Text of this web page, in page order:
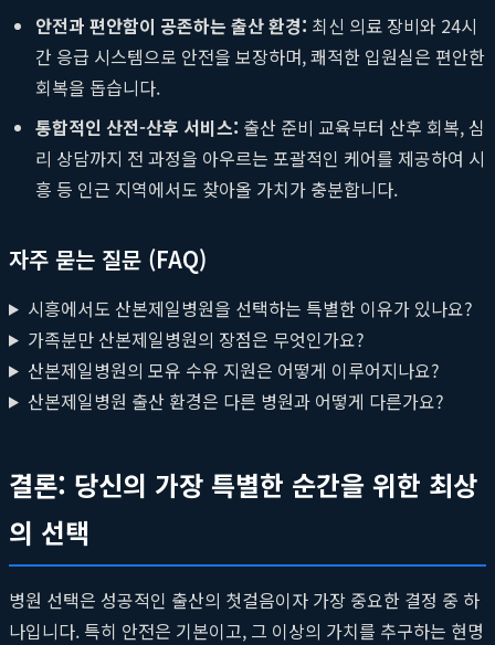
안전과 편안함이 공존하는 출산 환경: 최신 의료 장비와 24시
간 응급 시스템으로 안전을 보장하며, 쾌적한 입원실은 편안한
회복을 돕습니다.
통합적인 산전-산후 서비스: 출산 준비 교육부터 산후 회복, 심
리 상담까지 전 과정을 아우르는 포괄적인 케어를 제공하여 시
흥 등 인근 지역에서도 찾아올 가치가 충분합니다.
자주 묻는 질문 (FAQ)
시흥에서도 산본제일병원을 선택하는 특별한 이유가 있나요?
가족분만 산본제일병원의 장점은 무엇인가요?
산본제일병원의 모유 수유 지원은 어떻게 이루어지나요?
산본제일병원 출산 환경은 다른 병원과 어떻게 다른가요?
결론: 당신의 가장 특별한 순간을 위한 최상
의 선택
병원 선택은 성공적인 출산의 첫걸음이자 가장 중요한 결정 중 하
나입니다. 특히 안전은 기본이고, 그 이상의 가치를 추구하는 현명